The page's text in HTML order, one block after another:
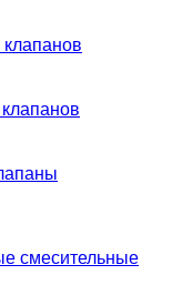
смесительные